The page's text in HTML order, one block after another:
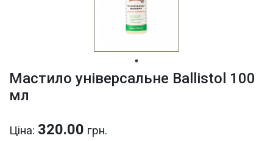
Мастило універсальне Ballistol 100
мл
Ціна: 320.00 грн.